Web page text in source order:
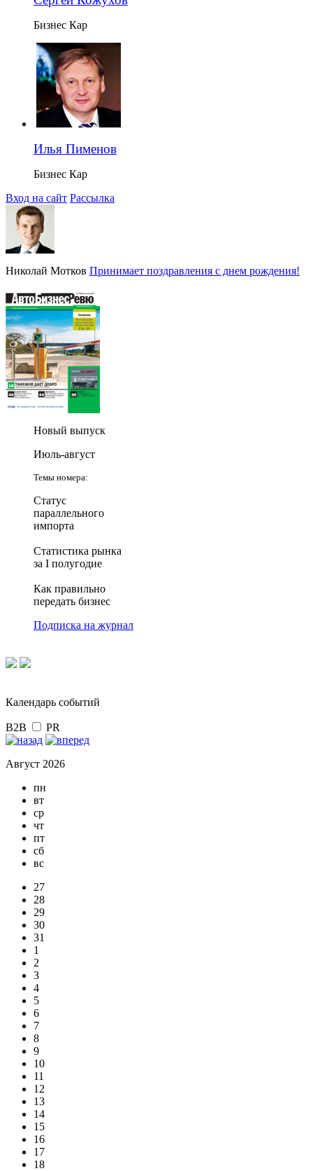
Бизнес Кар
Илья Пименов
Бизнес Кар
Вход на сайт Рассылка
Николай Мотков Принимает поздравления с днем рождения!
Новый выпуск
Июль-август
Темы номера:
Статус
параллельного
импорта
Статистика рынка
за I полугодие
Как правильно
передать бизнес
Подписка на журнал
Календарь событий
B2B PR
Август 2026
пн
вт
ср
чт
пт
сб
вс
27
28
29
30
31
1
2
3
4
5
6
7
8
9
10
11
12
13
14
15
16
17
18